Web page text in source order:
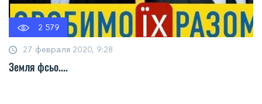
2 579
27 февраля 2020, 9:28
Земля фсьо....